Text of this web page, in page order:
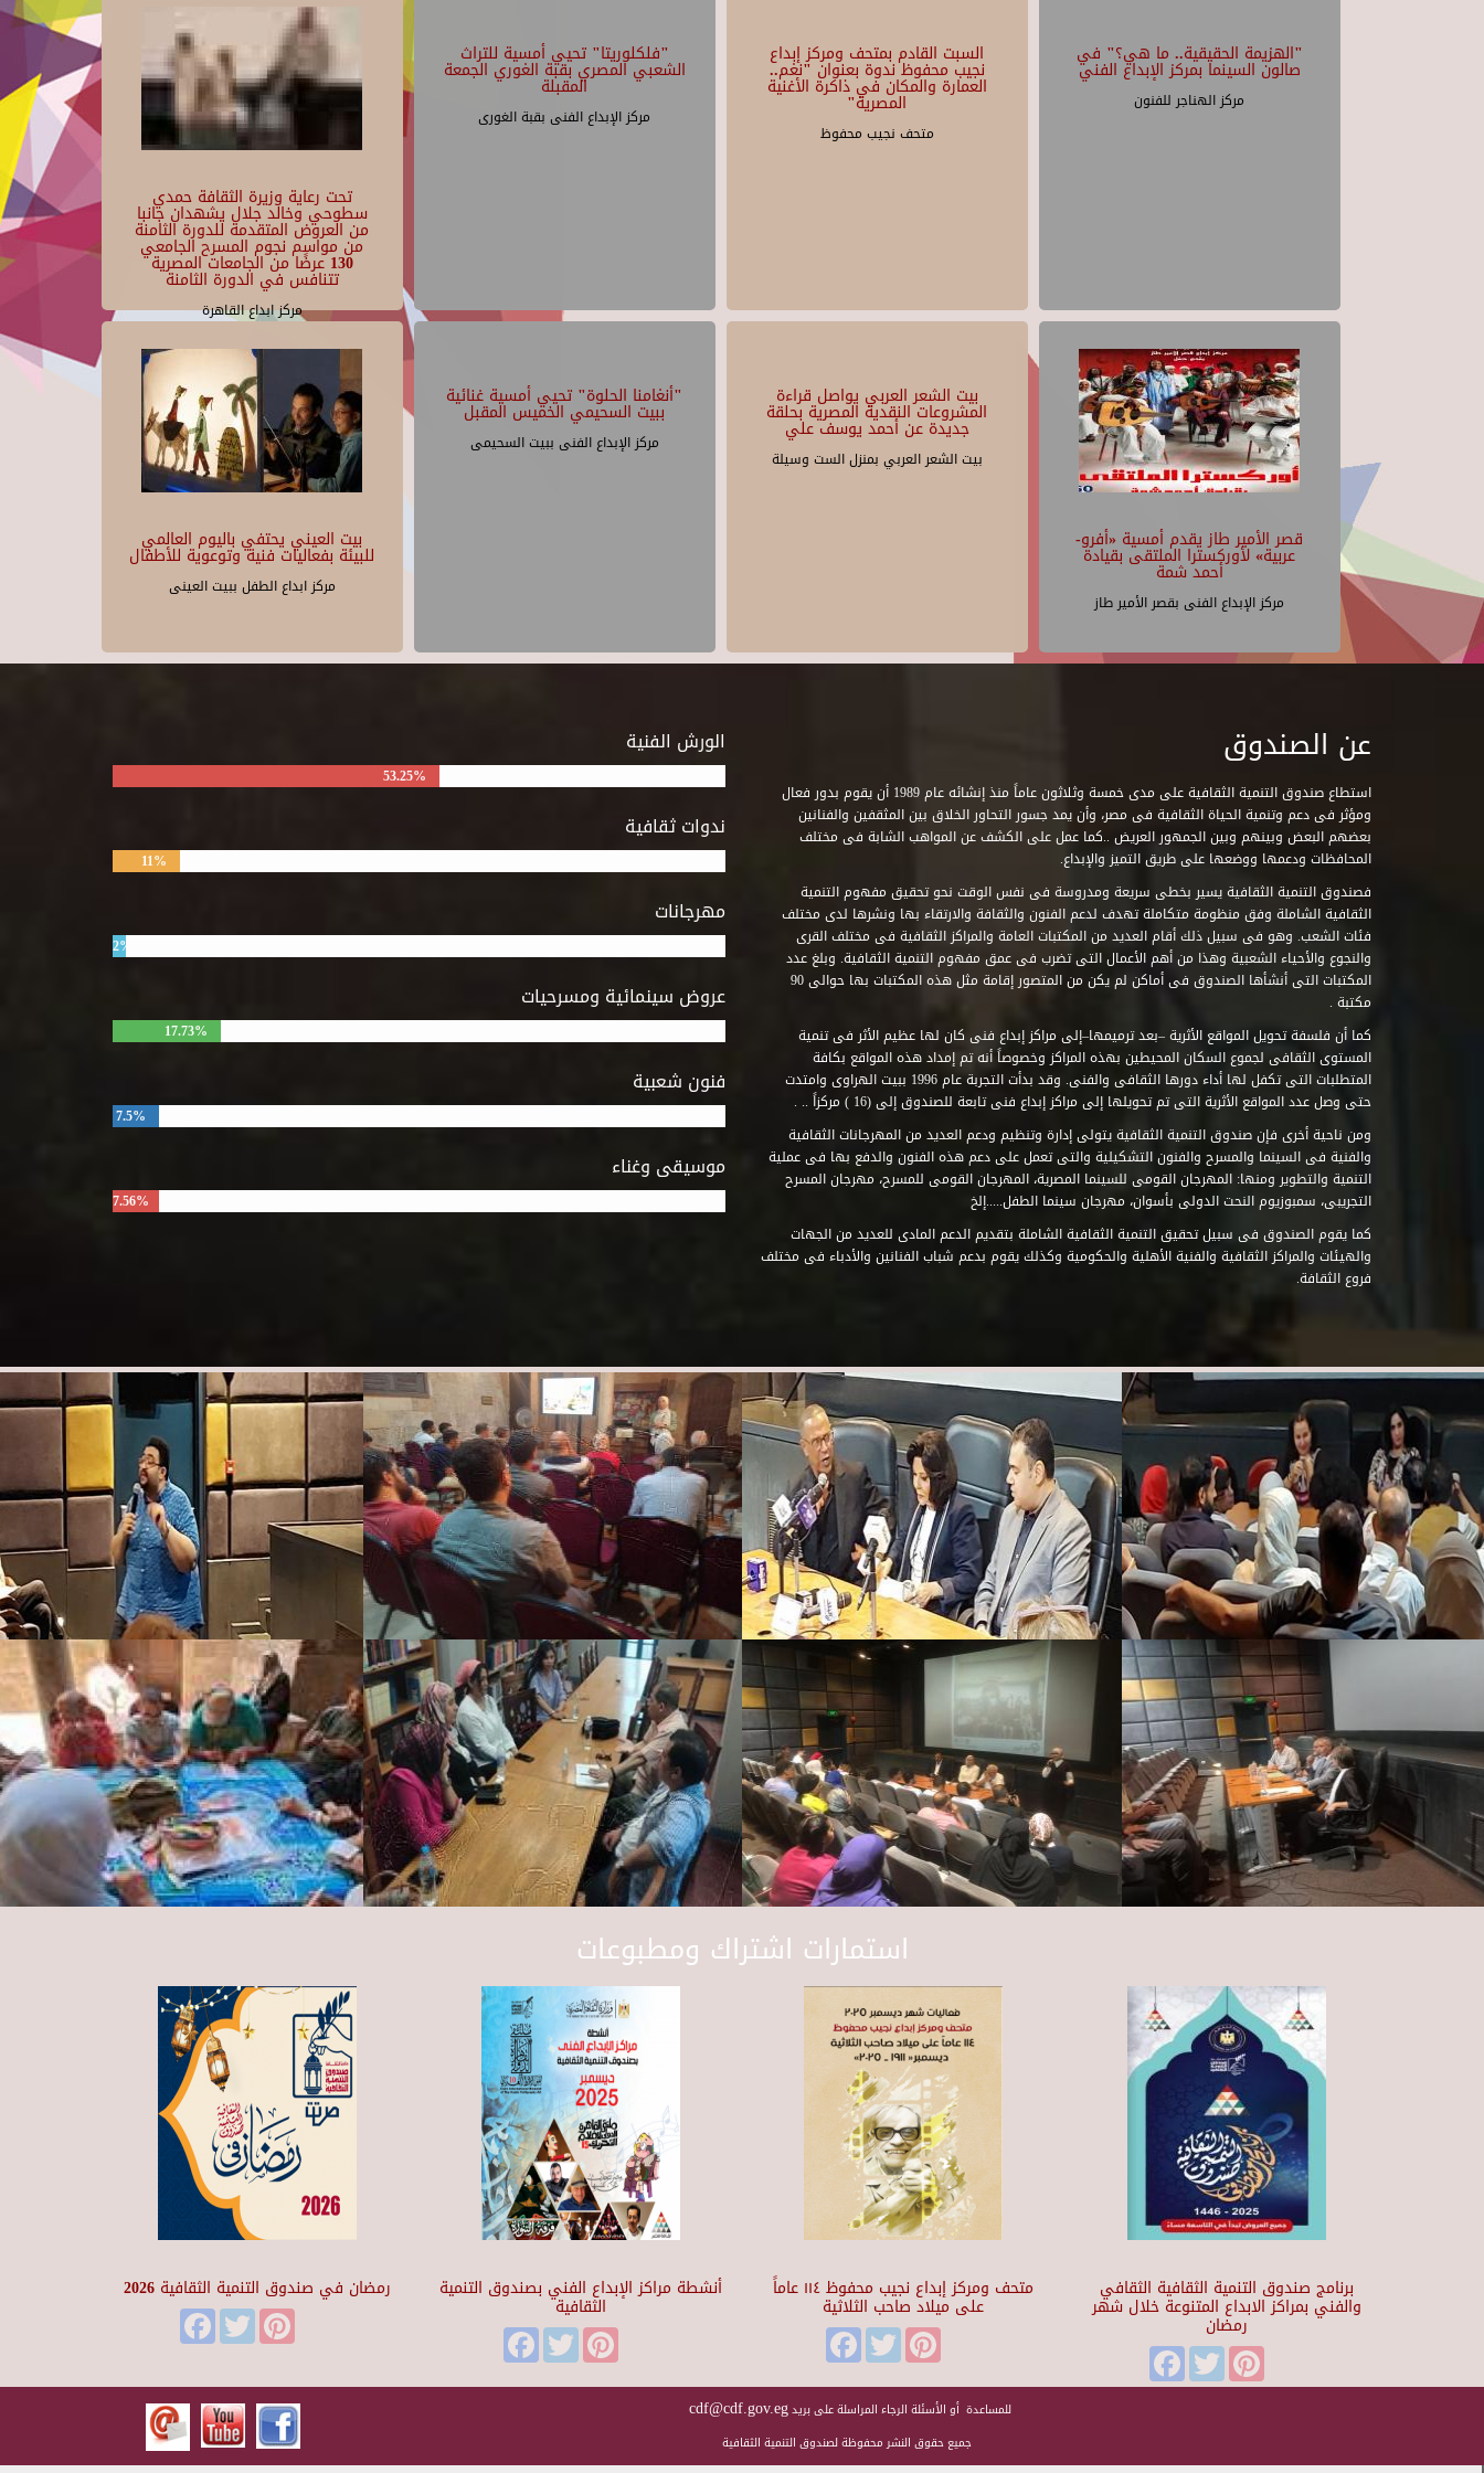
تحت رعاية وزيرة الثقافة حمدي
سطوحي وخالد جلال يشهدان جانبا
من العروض المتقدمة للدورة الثامنة
من مواسم نجوم المسرح الجامعي
130 عرضًا من الجامعات المصرية
تتنافس في الدورة الثامنة
مركز ابداع القاهرة
"فلكلوريتا" تحيي أمسية للتراث
الشعبي المصري بقبة الغوري الجمعة
المقبلة
مركز الإبداع الفنى بقبة الغورى
السبت القادم بمتحف ومركز إبداع
نجيب محفوظ ندوة بعنوان "نغم..
العمارة والمكان في ذاكرة الأغنية
المصرية"
متحف نجيب محفوظ
"الهزيمة الحقيقية.. ما هي؟" في
صالون السينما بمركز الإبداع الفني
مركز الهناجر للفنون
بيت العيني يحتفي باليوم العالمي
للبيئة بفعاليات فنية وتوعوية للأطفال
مركز ابداع الطفل ببيت العينى
"أنغامنا الحلوة" تحيي أمسية غنائية
ببيت السحيمي الخميس المقبل
مركز الإبداع الفنى ببيت السحيمى
بيت الشعر العربي يواصل قراءة
المشروعات النقدية المصرية بحلقة
جديدة عن أحمد يوسف علي
بيت الشعر العربي بمنزل الست وسيلة
قصر الأمير طاز يقدم أمسية «أفرو-
عربية» لأوركسترا الملتقى بقيادة
أحمد شمة
مركز الإبداع الفنى بقصر الأمير طاز
الورش الفنية
53.25%
ندوات ثقافية
11%
مهرجانات
2%
عروض سينمائية ومسرحيات
17.73%
فنون شعبية
7.5%
موسيقى وغناء
7.56%
عن الصندوق
استطاع صندوق التنمية الثقافية على مدى خمسة وثلاثون عاماً منذ إنشائه عام 1989 أن يقوم بدور فعال
ومؤثر فى دعم وتنمية الحياة الثقافية فى مصر، وأن يمد جسور التحاور الخلاق بين المثقفين والفنانين
بعضهم البعض وبينهم وبين الجمهور العريض ..كما عمل على الكشف عن المواهب الشابة فى مختلف
المحافظات ودعمها ووضعها على طريق التميز والإبداع.
فصندوق التنمية الثقافية يسير بخطى سريعة ومدروسة فى نفس الوقت نحو تحقيق مفهوم التنمية
الثقافية الشاملة وفق منظومة متكاملة تهدف لدعم الفنون والثقافة والارتقاء بها ونشرها لدى مختلف
فئات الشعب. وهو فى سبيل ذلك أقام العديد من المكتبات العامة والمراكز الثقافية فى مختلف القرى
والنجوع والأحياء الشعبية وهذا من أهم الأعمال التى تضرب فى عمق مفهوم التنمية الثقافية. وبلغ عدد
المكتبات التى أنشأها الصندوق فى أماكن لم يكن من المتصور إقامة مثل هذه المكتبات بها حوالى 90
مكتبة .
كما أن فلسفة تحويل المواقع الأثرية –بعد ترميمها–إلى مراكز إبداع فنى كان لها عظيم الأثر فى تنمية
المستوى الثقافى لجموع السكان المحيطين بهذه المراكز وخصوصاً أنه تم إمداد هذه المواقع بكافة
المتطلبات التى تكفل لها أداء دورها الثقافى والفنى. وقد بدأت التجربة عام 1996 ببيت الهراوى وامتدت
حتى وصل عدد المواقع الأثرية التى تم تحويلها إلى مراكز إبداع فنى تابعة للصندوق إلى (16 ) مركزاً .. .
ومن ناحية أخرى فإن صندوق التنمية الثقافية يتولى إدارة وتنظيم ودعم العديد من المهرجانات الثقافية
والفنية فى السينما والمسرح والفنون التشكيلية والتى تعمل على دعم هذه الفنون والدفع بها فى عملية
التنمية والتطوير ومنها: المهرجان القومى للسينما المصرية، المهرجان القومى للمسرح، مهرجان المسرح
التجريبى، سمبوزيوم النحت الدولى بأسوان، مهرجان سينما الطفل.....إلخ
كما يقوم الصندوق فى سبيل تحقيق التنمية الثقافية الشاملة بتقديم الدعم المادى للعديد من الجهات
والهيئات والمراكز الثقافية والفنية الأهلية والحكومية وكذلك يقوم بدعم شباب الفنانين والأدباء فى مختلف
فروع الثقافة.
استمارات اشتراك ومطبوعات
رمضان في صندوق التنمية الثقافية 2026
FacebookTwitter
أنشطة مراكز الإبداع الفني بصندوق التنمية
الثقافية
FacebookTwitterPinterest
متحف ومركز إبداع نجيب محفوظ ١١٤ عاماً
على ميلاد صاحب الثلاثية
FacebookTwitter
برنامج صندوق التنمية الثقافية الثقافي
والفني بمراكز الابداع المتنوعة خلال شهر
رمضان
FacebookTwitterPinterest
للمساعدة أو الأسئلة الرجاء المراسلة على بريدcdf@cdf.gov.eg
جميع حقوق النشر محفوظة لصندوق التنمية الثقافية